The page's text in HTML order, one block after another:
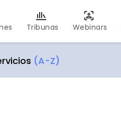
Tribunas Webinars
(A-Z)